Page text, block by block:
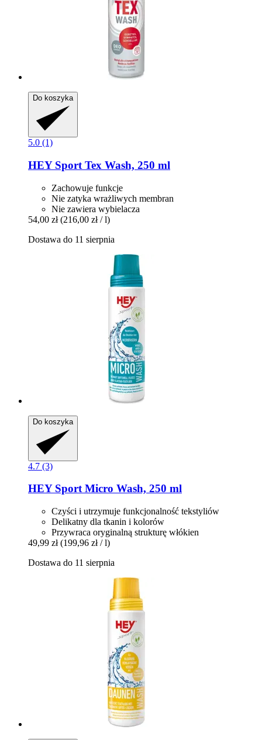
Do koszyka
5.0 (1)
HEY Sport Tex Wash, 250 ml
Zachowuje funkcje
Nie zatyka wrażliwych membran
Nie zawiera wybielacza
54,00 zł (216,00 zł / l)
Dostawa do 11 sierpnia
Do koszyka
4.7 (3)
HEY SportMicro Wash, 250 ml
Czyści i utrzymuje funkcjonalność tekstyliów
Delikatny dla tkanin i kolorów
Przywraca oryginalną strukturę włókien
49,99 zł (199,96 zł / l)
Dostawa do 11 sierpnia